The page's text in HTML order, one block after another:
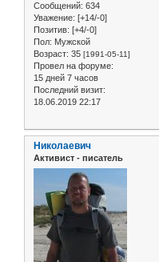
Сообщений: 634
Уважение: [+14/-0]
Позитив: [+4/-0]
Пол: Мужской
Возраст: 35 [1991-05-11]
Провел на форуме:
15 дней 7 часов
Последний визит:
18.06.2019 22:17
Николаевич
Активист - писатель